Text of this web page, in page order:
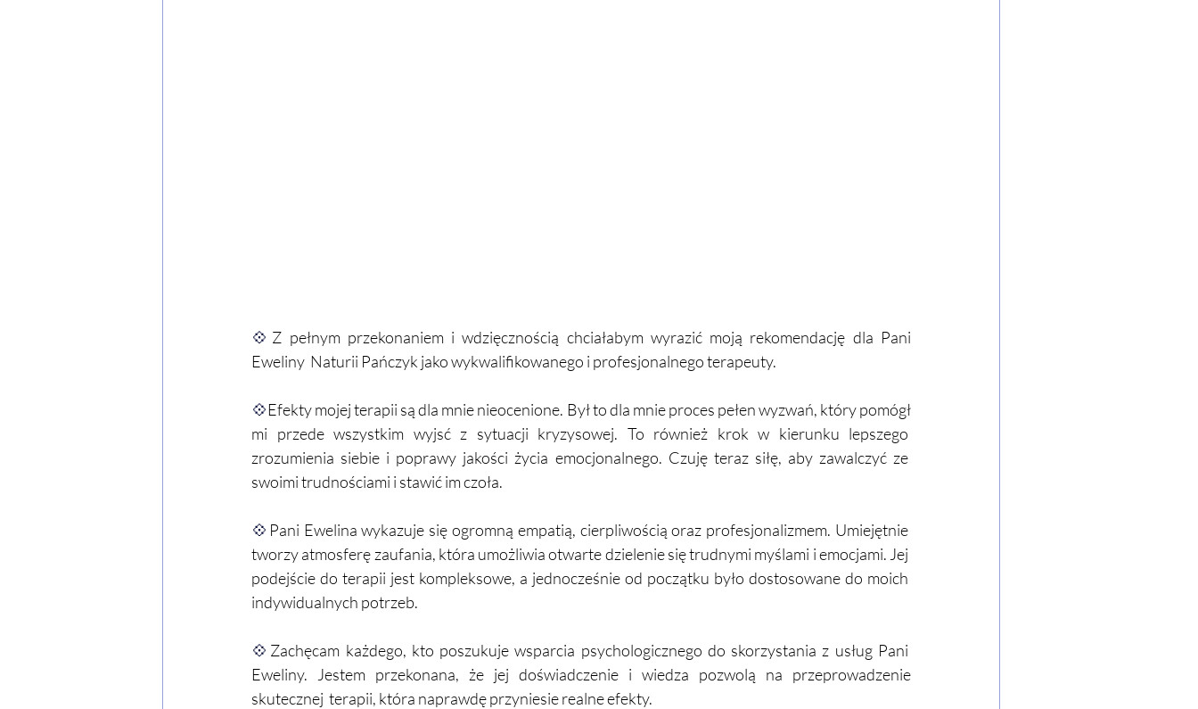
💠 Z pełnym przekonaniem i wdzięcznością chciałabym wyrazić moją rekomendację dla Pani
Eweliny  Naturii Pańczyk jako wykwalifikowanego i profesjonalnego terapeuty.
💠Efekty mojej terapii są dla mnie nieocenione. Był to dla mnie proces pełen wyzwań, który pomógł
mi przede wszystkim wyjsć z sytuacji kryzysowej. To również krok w kierunku lepszego
zrozumienia siebie i poprawy jakości życia emocjonalnego. Czuję teraz siłę, aby zawalczyć ze
swoimi trudnościami i stawić im czoła.
💠 Pani Ewelina wykazuje się ogromną empatią, cierpliwością oraz profesjonalizmem. Umiejętnie
tworzy atmosferę zaufania, która umożliwia otwarte dzielenie się trudnymi myślami i emocjami. Jej
podejście do terapii jest kompleksowe, a jednocześnie od początku było dostosowane do moich
indywidualnych potrzeb.
💠 Zachęcam każdego, kto poszukuje wsparcia psychologicznego do skorzystania z usług Pani
Eweliny. Jestem przekonana, że jej doświadczenie i wiedza pozwolą na przeprowadzenie
skutecznej  terapii, która naprawdę przyniesie realne efekty.